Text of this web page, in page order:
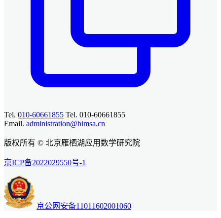
Tel. 010-60661855 Tel. 010-60661855
Email. administration@bimsa.cn
版权所有 © 北京雁栖湖应用数学研究院
京ICP备2022029550号-1
京公网安备11011602001060